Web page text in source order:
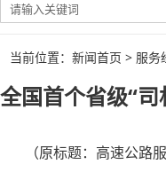
当前位置：新闻首页 > 服务
全国首个省级“
（原标题：高速公路服